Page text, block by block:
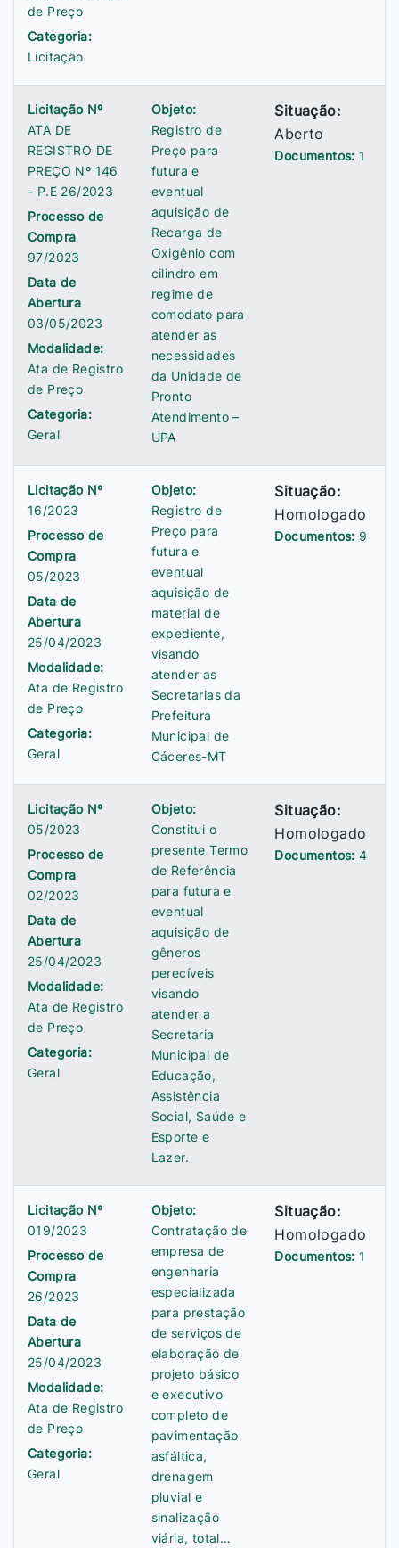
de Preço
Categoria:
Licitação
Licitação Nº
ATA DE
REGISTRO DE
PREÇO Nº 146
- P.E 26/2023
Processo de
Compra
97/2023
Data de
Abertura
03/05/2023
Modalidade:
Ata de Registro
de Preço
Categoria:
Geral
Objeto:
Registro de
Preço para
futura e
eventual
aquisição de
Recarga de
Oxigênio com
cilindro em
regime de
comodato para
atender as
necessidades
da Unidade de
Pronto
Atendimento –
UPA
Situação:
Aberto
Documentos: 1
Licitação Nº
16/2023
Processo de
Compra
05/2023
Data de
Abertura
25/04/2023
Modalidade:
Ata de Registro
de Preço
Categoria:
Geral
Objeto:
Registro de
Preço para
futura e
eventual
aquisição de
material de
expediente,
visando
atender as
Secretarias da
Prefeitura
Municipal de
Cáceres-MT
Situação:
Homologado
Documentos: 9
Licitação Nº
05/2023
Processo de
Compra
02/2023
Data de
Abertura
25/04/2023
Modalidade:
Ata de Registro
de Preço
Categoria:
Geral
Objeto:
Constitui o
presente Termo
de Referência
para futura e
eventual
aquisição de
gêneros
perecíveis
visando
atender a
Secretaria
Municipal de
Educação,
Assistência
Social, Saúde e
Esporte e
Lazer.
Situação:
Homologado
Documentos:4
Licitação Nº
019/2023
Processo de
Compra
26/2023
Data de
Abertura
25/04/2023
Modalidade:
Ata de Registro
de Preço
Categoria:
Geral
Objeto:
Contratação de
empresa de
engenharia
especializada
para prestação
de serviços de
elaboração de
projeto básico
e executivo
completo de
pavimentação
asfáltica,
drenagem
pluvial e
sinalização
viária, total…
Situação:
Homologado
Documentos:1